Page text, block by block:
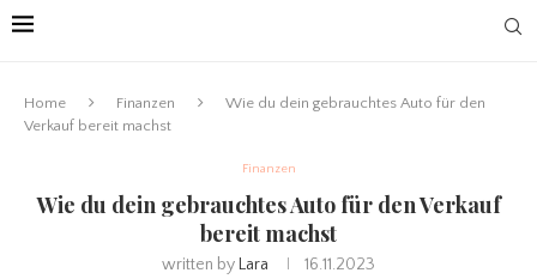
Home Finanzen
Wie du dein gebrauchtes Auto für den
Verkauf bereit machst
Finanzen
Wie du dein gebrauchtes Auto für den Verkauf
bereit machst
written by Lara 16.11.2023